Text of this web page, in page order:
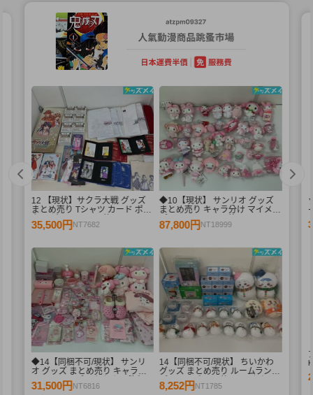
12 【現状】サクラ大戦 グッズ
まとめ売り Tシャツ カード ポス
ター ゲームソフト 他
35,500円 NT7682
◆10【現状】 サンリオ グッズ
まとめ売り キャラ分け マイメロ
ディ、マスコット 他 / sanrio
87,800円 NT18999
◆14【同梱不可/現状】 サンリ
オ グッズ まとめ売り キャラ分
け マイメロディ おたま、敷布団
カバー 他 / sanrio
31,500円 NT6816
14【同梱不可/現状】 ちいかわ
グッズ まとめ売り ルームラン
プ、フィギュア 他 / ちいかわ
8,252円 NT1785